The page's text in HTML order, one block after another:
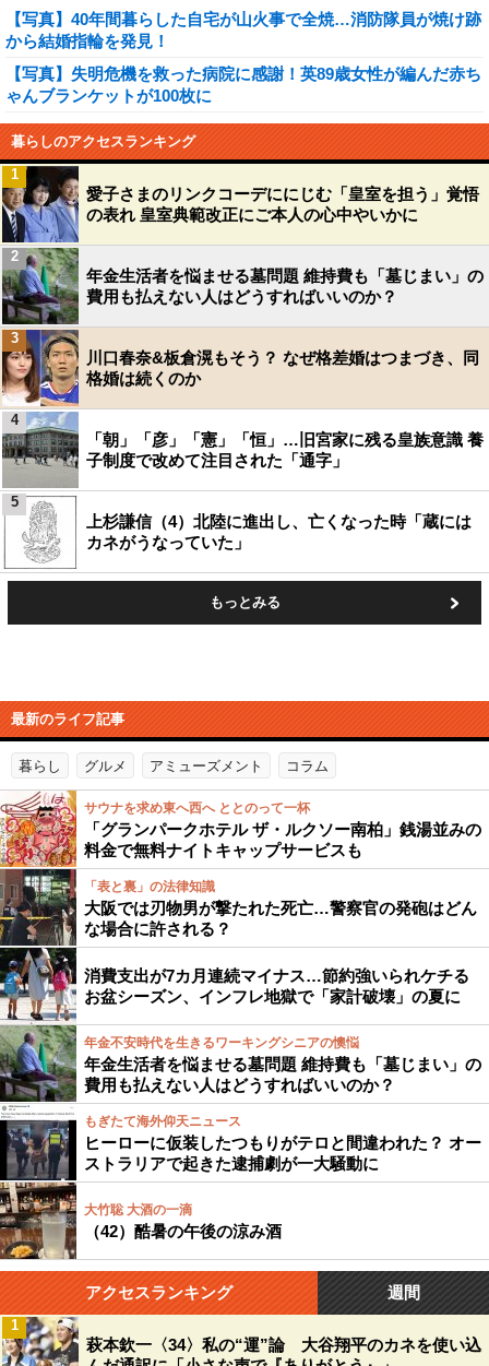
【写真】40年間暮らした自宅が山火事で全焼…消防隊員が焼け跡
から結婚指輪を発見！
【写真】失明危機を救った病院に感謝！英89歳女性が編んだ赤ち
ゃんブランケットが100枚に
暮らしのアクセスランキング
愛子さまのリンクコーデににじむ「皇室を担う」覚悟
の表れ 皇室典範改正にご本人の心中やいかに
1
年金生活者を悩ませる墓問題 維持費も「墓じまい」の
費用も払えない人はどうすればいいのか？
2
川口春奈&板倉滉もそう？ なぜ格差婚はつまづき、同
格婚は続くのか
3
「朝」「彦」「憲」「恒」…旧宮家に残る皇族意識 養
子制度で改めて注目された「通字」
4
上杉謙信（4）北陸に進出し、亡くなった時「蔵には
カネがうなっていた」
5
もっとみる
最新のライフ記事
暮らし グルメ アミューズメント コラム
サウナを求め東へ西へ ととのって一杯
「グランパークホテル ザ・ルクソー南柏」銭湯並みの
料金で無料ナイトキャップサービスも
「表と裏」の法律知識
大阪では刃物男が撃たれた死亡…警察官の発砲はどん
な場合に許される？
消費支出が7カ月連続マイナス…節約強いられケチる
お盆シーズン、インフレ地獄で「家計破壊」の夏に
年金不安時代を生きるワーキングシニアの懊悩
年金生活者を悩ませる墓問題 維持費も「墓じまい」の
費用も払えない人はどうすればいいのか？
もぎたて海外仰天ニュース
ヒーローに仮装したつもりがテロと間違われた？ オー
ストラリアで起きた逮捕劇が一大騒動に
大竹聡 大酒の一滴
（42）酷暑の午後の涼み酒
アクセスランキング 週間
萩本欽一〈34〉私の“運”論 大谷翔平のカネを使い込
1